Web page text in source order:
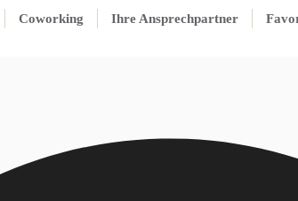
Coworking Ihre Ansprechpartner